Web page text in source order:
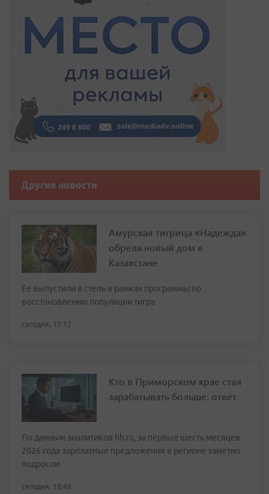
Другие новости
Амурская тигрица «Надежда»
обрела новый дом в
Казахстане
Ее выпустили в степь в рамках программы по
восстановлению популяции тигра
сегодня, 17:12
Кто в Приморском крае стал
зарабатывать больше: ответ
По данным аналитиков hh.ru, за первые шесть месяцев
2026 года зарплатные предложения в регионе заметно
подросли
сегодня, 16:46